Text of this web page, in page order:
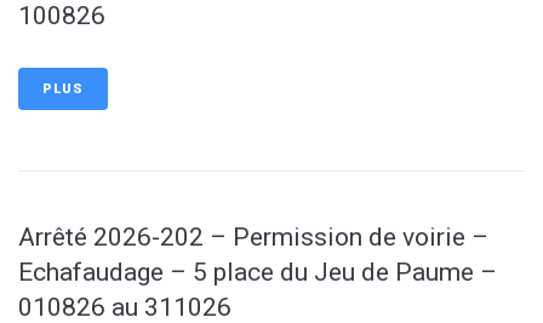
100826
PLUS
Arrêté 2026-202 – Permission de voirie –
Echafaudage – 5 place du Jeu de Paume –
010826 au 311026